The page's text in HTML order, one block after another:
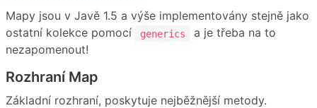
Mapy jsou v Javě 1.5 a výše implementovány stejně jako
ostatní kolekce pomocí
generics
a je třeba na to
nezapomenout!
Rozhraní Map
Základní rozhraní, poskytuje nejběžnější metody.